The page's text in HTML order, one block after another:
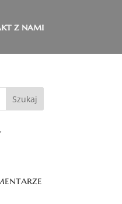
z nami